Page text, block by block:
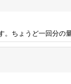
ちょうど一回分の